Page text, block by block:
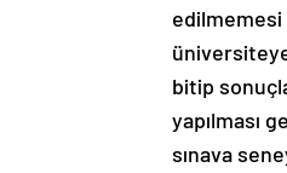
bitip
yapılması
sınava